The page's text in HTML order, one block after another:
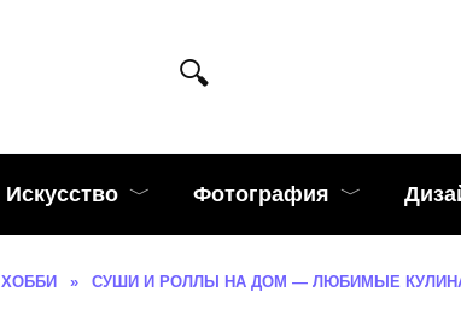
Искусство Фотография
ХОББИ » СУШИ И РОЛЛЫ НА ДОМ — ЛЮБИМЫЕ